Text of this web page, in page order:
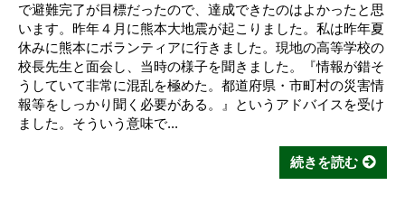
で避難完了が目標だったので、達成できたのはよかったと思
います。昨年４月に熊本大地震が起こりました。私は昨年夏
休みに熊本にボランティアに行きました。現地の高等学校の
校長先生と面会し、当時の様子を聞きました。『情報が錯そ
うしていて非常に混乱を極めた。都道府県・市町村の災害情
報等をしっかり聞く必要がある。』というアドバイスを受け
ました。そういう意味で...
続きを読む